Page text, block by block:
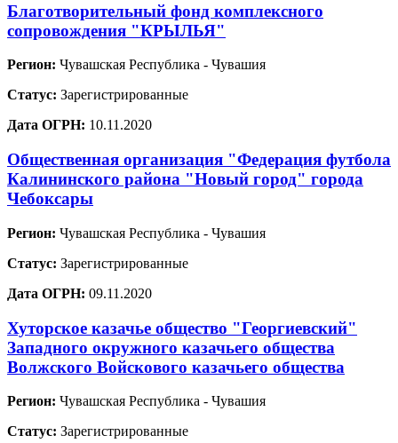
Благотворительный фонд комплексного
сопровождения "КРЫЛЬЯ"
Регион: Чувашская Республика - Чувашия
Статус: Зарегистрированные
Дата ОГРН: 10.11.2020
Общественная организация "Федерация футбола
Калининского района "Новый город" города
Чебоксары
Регион: Чувашская Республика - Чувашия
Статус: Зарегистрированные
Дата ОГРН: 09.11.2020
Хуторское казачье общество "Георгиевский"
Западного окружного казачьего общества
Волжского Войскового казачьего общества
Регион: Чувашская Республика - Чувашия
Статус: Зарегистрированные